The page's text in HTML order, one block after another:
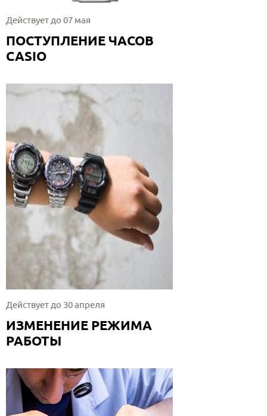
Действует до 07 мая
ПОСТУПЛЕНИЕ ЧАСОВ
CASIO
Действует до 30 апреля
ИЗМЕНЕНИЕ РЕЖИМА
РАБОТЫ